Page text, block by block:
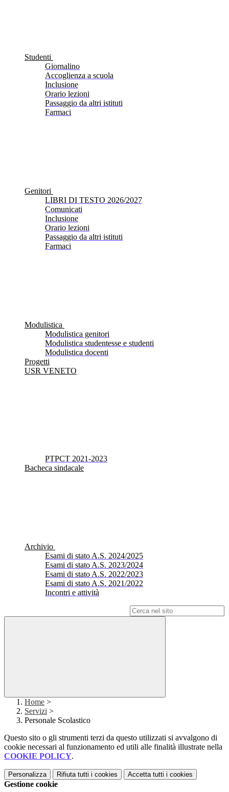
Studenti
Giornalino
Accoglienza a scuola
Inclusione
Orario lezioni
Passaggio da altri istituti
Farmaci
Genitori
LIBRI DI TESTO 2026/2027
Comunicati
Inclusione
Orario lezioni
Passaggio da altri istituti
Farmaci
Modulistica
Modulistica genitori
Modulistica studentesse e studenti
Modulistica docenti
Progetti
USR VENETO
PTPCT 2021-2023
Bacheca sindacale
Archivio
Esami di stato A.S. 2024/2025
Esami di stato A.S. 2023/2024
Esami di stato A.S. 2022/2023
Esami di stato A.S. 2021/2022
Incontri e attività
Home >
Servizi >
Personale Scolastico
Questo sito o gli strumenti terzi da questo utilizzati si avvalgono di
cookie necessari al funzionamento ed utili alle finalità illustrate nella
COOKIE POLICY.
Personalizza Rifiuta tutti i cookies Accetta tutti i cookies
Gestione cookie